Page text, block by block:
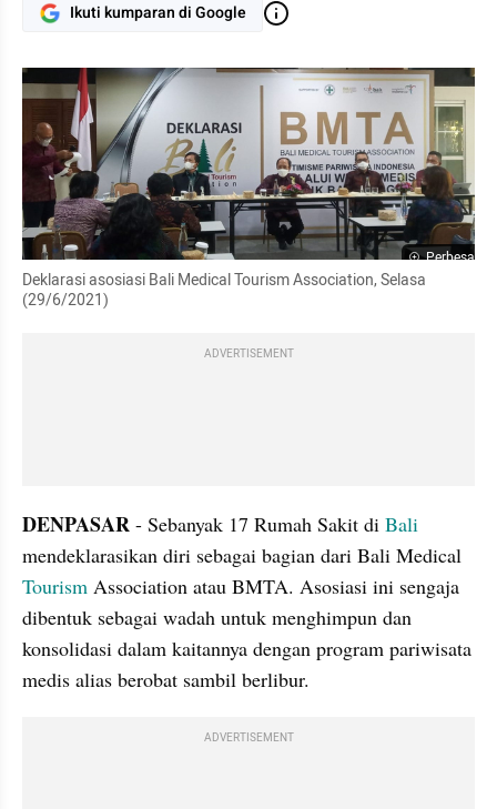
Ikuti kumparan di Google
Perbesar
Deklarasi asosiasi Bali Medical Tourism Association, Selasa
(29/6/2021)
ADVERTISEMENT
DENPASAR - Sebanyak 17 Rumah Sakit di Bali
Tourism Association atau BMTA. Asosiasi ini sengaja
dibentuk sebagai wadah untuk menghimpun dan
konsolidasi dalam kaitannya dengan program pariwisata
medis alias berobat sambil berlibur.
ADVERTISEMENT